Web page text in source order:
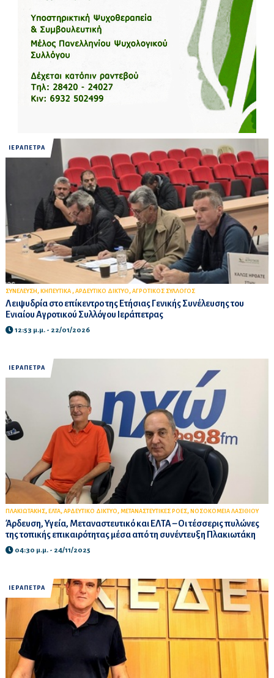
ΙΕΡΑΠΕΤΡΑ
ΣΥΝΕΛΕΥΣΗ , ΚΗΠΕΥΤΙΚΑ , ΑΡΔΕΥΤΙΚΟ ΔΙΚΤΥΟ, ΑΓΡΟΤΙΚΟΣ ΣΥΛΛΟΓΟΣ
Λειψυδρία στο επίκεντρο της Ετήσιας Γενικής Συνέλευσης του
Ενιαίου Αγροτικού Συλλόγου Ιεράπετρας
12:53 μ.μ. - 22/01/2026
ΙΕΡΑΠΕΤΡΑ
ΠΛΑΚΙΩΤΑΚΗΣ, ΕΛΤΑ, ΑΡΔΕΥΤΙΚΟ ΔΙΚΤΥΟ, ΜΕΤΑΝΑΣΤΕΥΤΙΚΕΣ ΡΟΕΣ, ΝΟΣΟΚΟΜΕΙΑ ΛΑΣΙΘΙΟΥ
Άρδευση, Υγεία, Μεταναστευτικό και ΕΛΤΑ – Οι τέσσερις πυλώνες
της τοπικής επικαιρότητας μέσα από τη συνέντευξη Πλακιωτάκη
04:30 μ.μ. - 24/11/2025
ΙΕΡΑΠΕΤΡΑ